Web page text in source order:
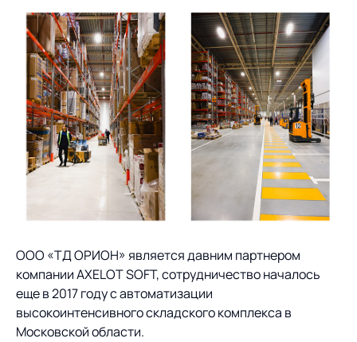
Интегрированное
планирование
Управление
контейнерным
терминалом
Роботизация
Оборудование для склада
AXELOT AI
Техническое оснащение
Постпроектное
сопровождение
Формирование центров
компетенций
Мероприятия
Архив мероприятий
Проекты
Проекты
Контакты
Контакты
Академия
Предложение для
учебных заведений
База знаний
ООО «ТД ОРИОН» является давним партнером
компании AXELOT SOFT, сотрудничество началось
еще в 2017 году с автоматизации
высокоинтенсивного складского комплекса в
Московской области.